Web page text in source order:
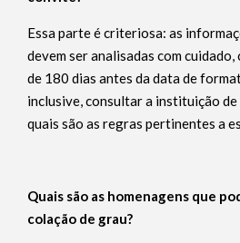
Essa parte é criteriosa: as
devem ser analisadas com
de 180 dias antes da data de
inclusive, consultar a instituição
quais são as regras pertinentes a
Quais são as homenagens que
colação de grau?